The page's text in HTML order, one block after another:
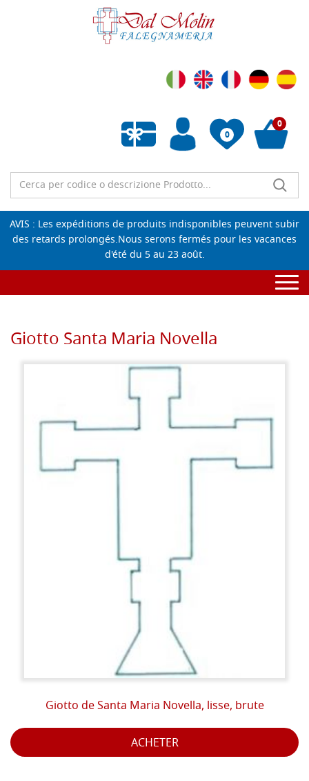
0
Liste de souhaits vide
0
AVIS : Les expéditions de produits indisponibles peuvent subir
des retards prolongés.Nous serons fermés pour les vacances
d'été du 5 au 23 août.
Giotto Santa Maria Novella
Giotto de Santa Maria Novella, lisse, brute
ACHETER